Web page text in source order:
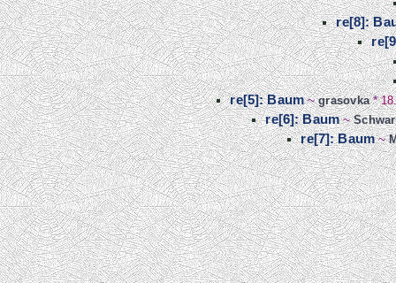
re[8]:
re[5]: Baum~grasovka*
re[6]: Baum~
re[7]: Baum~